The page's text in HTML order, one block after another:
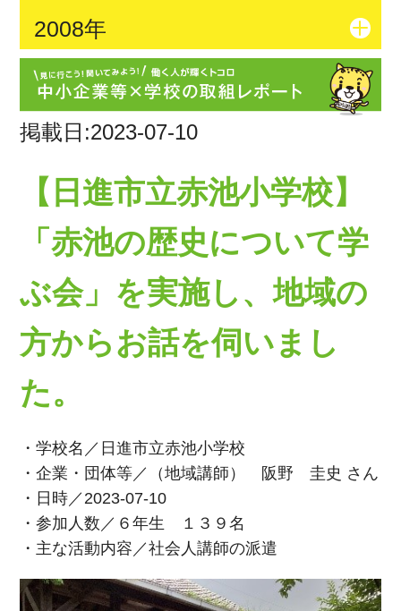
2008年
掲載日:2023-07-10
【日進市立赤池小学校】
「赤池の歴史について学
ぶ会」を実施し、地域の
方からお話を伺いまし
た。
・学校名／日進市立赤池小学校
・企業・団体等／（地域講師） 阪野 圭史 さん
・日時／2023-07-10
・参加人数／６年生 １３９名
・主な活動内容／社会人講師の派遣